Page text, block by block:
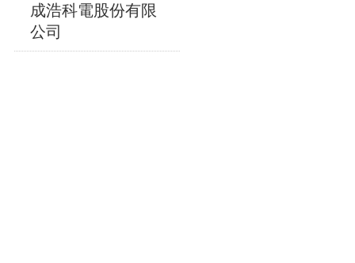
成浩科電股份有限
公司